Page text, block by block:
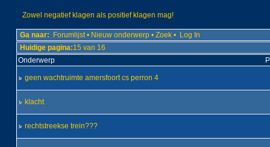
Zowel negatief klagen als positief klagen mag!
Ga naar: Forumlijst • Nieuw onderwerp • Zoek • Log In
Huidige pagina:15 van 16
Onderwerp
geen wachtruimte amersfoort cs perron 4
klacht
rechtstreekse trein???